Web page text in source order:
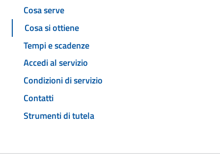
Cosa serve
Cosa si ottiene
Tempi e scadenze
Accedi al servizio
Condizioni di servizio
Contatti
Strumenti di tutela